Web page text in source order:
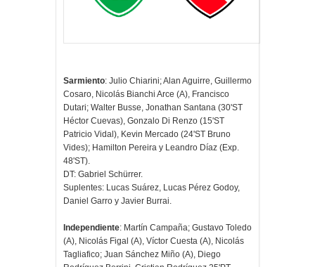
Sarmiento: Julio Chiarini; Alan Aguirre, Guillermo
Cosaro, Nicolás Bianchi Arce (A), Francisco
Dutari; Walter Busse, Jonathan Santana (30'ST
Héctor Cuevas), Gonzalo Di Renzo (15'ST
Patricio Vidal), Kevin Mercado (24'ST Bruno
Vides); Hamilton Pereira y Leandro Díaz (Exp.
48'ST).
DT: Gabriel Schürrer.
Suplentes: Lucas Suárez, Lucas Pérez Godoy,
Daniel Garro y Javier Burrai.
Independiente: Martín Campaña; Gustavo Toledo
(A), Nicolás Figal (A), Víctor Cuesta (A), Nicolás
Tagliafico; Juan Sánchez Miño (A), Diego